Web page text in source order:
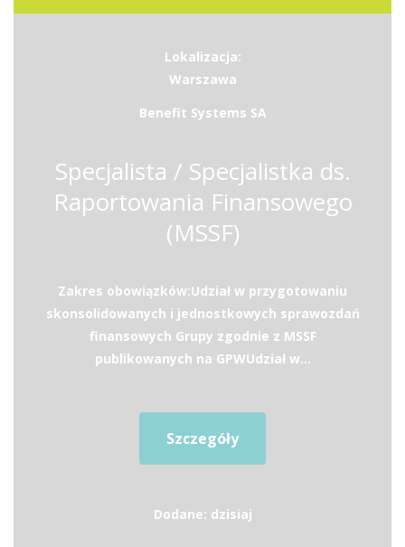
Lokalizacja:
Warszawa
Benefit Systems SA
Specjalista / Specjalistka ds.
Raportowania Finansowego
(MSSF)
Zakres obowiązków:Udział w przygotowaniu
skonsolidowanych i jednostkowych sprawozdań
finansowych Grupy zgodnie z MSSF
publikowanych na GPWUdział w...
Szczegóły
Dodane: dzisiaj